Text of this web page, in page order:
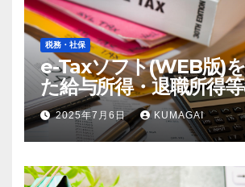
税務・社保
e-Taxソフト(WEB版)
た給与所得・退職所得
徴収高計算書の作成方法
年；2025年分】(創業4
2025年7月6日 KUMAGAI